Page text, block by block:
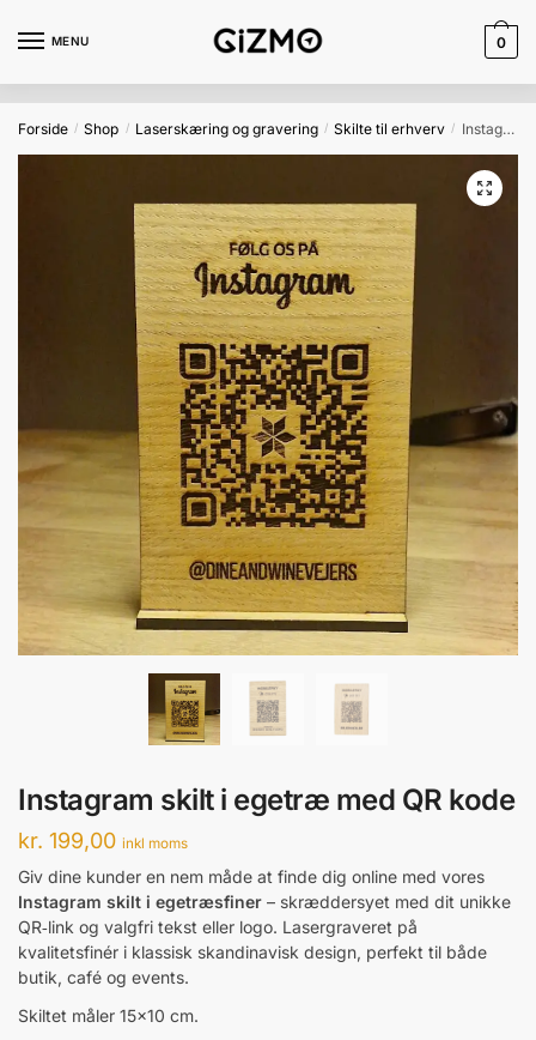
MENU 0
Forside / Shop / Laserskæring og gravering / Skilte til erhverv / Instagram skilt i egetræ med QR kode
Instagram skilt i egetræ med QR kode
kr. 199,00 inkl moms
Giv dine kunder en nem måde at finde dig online med vores
Instagram skilt i egetræsfiner – skræddersyet med dit unikke
QR‑link og valgfri tekst eller logo. Lasergraveret på
kvalitetsfinér i klassisk skandinavisk design, perfekt til både
butik, café og events.
Skiltet måler 15×10 cm.